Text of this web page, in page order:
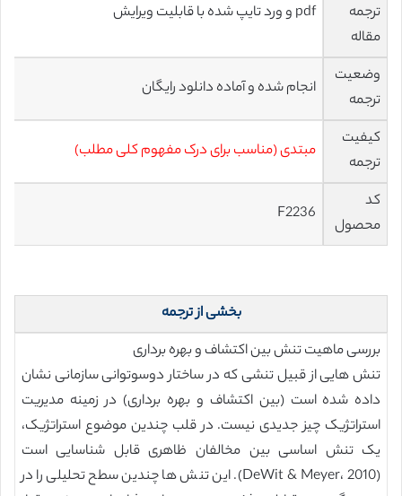
ترجمه
مقاله
pdf و ورد تایپ شده با قابلیت ویرایش
وضعیت
ترجمه
انجام شده و آماده دانلود رایگان
کیفیت
ترجمه
مبتدی (مناسب برای درک مفهوم کلی مطلب)
کد
محصول
F2236
بخشی از ترجمه
بررسی ماهیت تنش بین اکتشاف و بهره برداری
تنش هایی از قبیل تنشی که در ساختار دوسوتوانی سازمانی نشان
داده شده است (بین اکتشاف و بهره برداری) در زمینه مدیریت
استراتژیک چیز جدیدی نیست. در قلب چندین موضوع استراتژیک،
یک تنش اساسی بین مخالفان ظاهری قابل شناسایی است
(DeWit & Meyer، 2010). این تنش ها چندین سطح تحلیلی را در